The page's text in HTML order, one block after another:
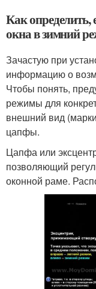
Как определить,
окна в зимний
Зачастую при
информацию о
Чтобы понять,
режимы для
внешний вид
цапфы.
Цапфа или
позволяющий
оконной раме.